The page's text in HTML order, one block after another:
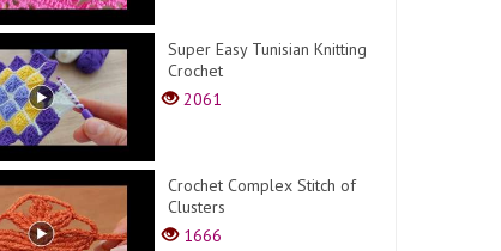
Super Easy Tunisian Knitting
Crochet
2061
Crochet Complex Stitch of
Clusters
1666